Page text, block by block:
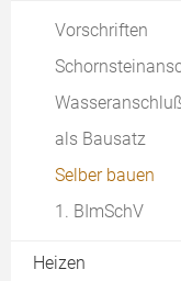
mit Pellets
richtige
Testberichte
Kaufen
Preise
Verbrauch
Förderung
Kaufen
Anschließen
Reinigen
Pelletofen ohne
Vorschriften
als Bausatz
Selber bauen
1. BImSchV
Heizen